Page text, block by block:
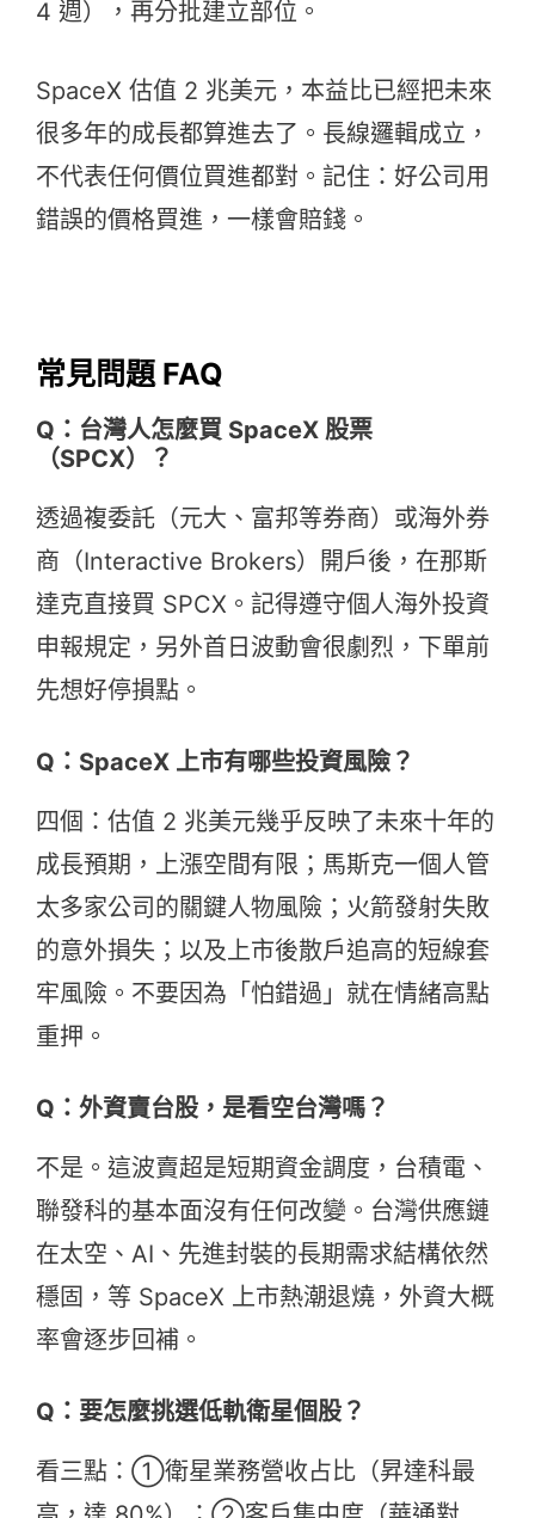
4 週），再分批建立部位。
SpaceX 估值 2 兆美元，本益比已經把未來
很多年的成長都算進去了。長線邏輯成立，
不代表任何價位買進都對。記住：好公司用
錯誤的價格買進，一樣會賠錢。
常見問題 FAQ
Q：台灣人怎麼買 SpaceX 股票
（SPCX）？
透過複委託（元大、富邦等券商）或海外券
商（Interactive Brokers）開戶後，在那斯
達克直接買 SPCX。記得遵守個人海外投資
申報規定，另外首日波動會很劇烈，下單前
先想好停損點。
Q：SpaceX 上市有哪些投資風險？
四個：估值 2 兆美元幾乎反映了未來十年的
成長預期，上漲空間有限；馬斯克一個人管
太多家公司的關鍵人物風險；火箭發射失敗
的意外損失；以及上市後散戶追高的短線套
牢風險。不要因為「怕錯過」就在情緒高點
重押。
Q：外資賣台股，是看空台灣嗎？
不是。這波賣超是短期資金調度，台積電、
聯發科的基本面沒有任何改變。台灣供應鏈
在太空、AI、先進封裝的長期需求結構依然
穩固，等 SpaceX 上市熱潮退燒，外資大概
率會逐步回補。
Q：要怎麼挑選低軌衛星個股？
看三點：①衛星業務營收占比（昇達科最